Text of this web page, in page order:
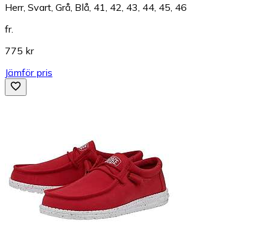
Herr, Svart, Grå, Blå, 41, 42, 43, 44, 45, 46
fr.
775 kr
Jämför pris